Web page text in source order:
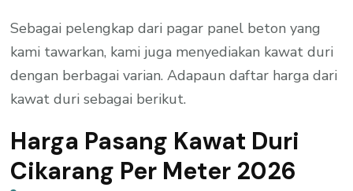
Sebagai pelengkap dari pagar panel beton yang
kami tawarkan, kami juga menyediakan kawat duri
dengan berbagai varian. Adapaun daftar harga dari
kawat duri sebagai berikut.
Harga Pasang Kawat Duri
Cikarang Per Meter 2026